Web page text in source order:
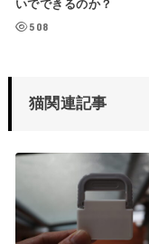
いでできるのか？
508
猫関連記事